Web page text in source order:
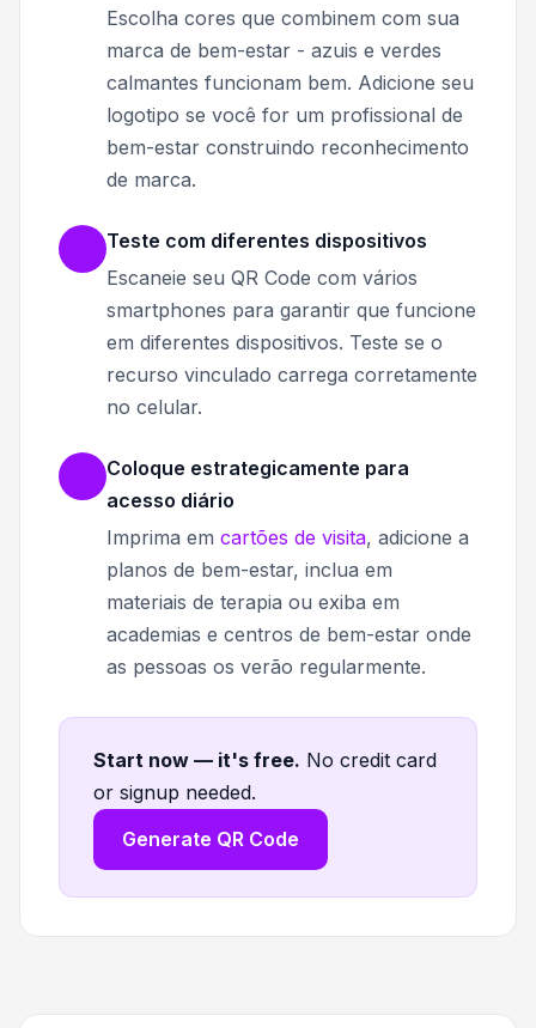
Escolha cores que combinem com sua
marca de bem-estar - azuis e verdes
calmantes funcionam bem. Adicione seu
logotipo se você for um profissional de
bem-estar construindo reconhecimento
de marca.
Teste com diferentes dispositivos
Escaneie seu QR Code com vários
smartphones para garantir que funcione
em diferentes dispositivos. Teste se o
recurso vinculado carrega corretamente
no celular.
Coloque estrategicamente para
acesso diário
Imprima em cartões de visita, adicione a
planos de bem-estar, inclua em
materiais de terapia ou exiba em
academias e centros de bem-estar onde
as pessoas os verão regularmente.
Start now — it's free. No credit card
or signup needed.
Generate QR Code